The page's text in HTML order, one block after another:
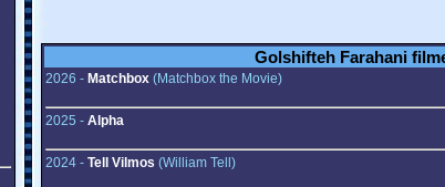
Golshifteh Farahani
2026 - Matchbox(Matchbox the Movie)
2025 - Alpha
2024 - Tell Vilmos (William Tell)